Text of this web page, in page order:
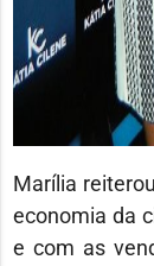
Marília
economia da
e com as